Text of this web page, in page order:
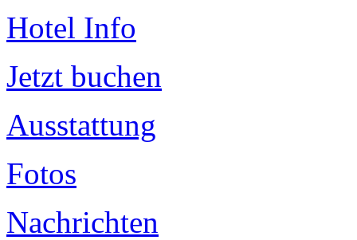
Hotel Info
Jetzt buchen
Ausstattung
Fotos
Nachrichten